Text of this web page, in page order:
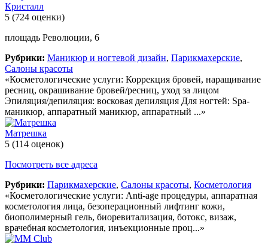
Кристалл
5 (724 оценки)
площадь Революции, 6
Рубрики: Маникюр и ногтевой дизайн, Парикмахерские,
Салоны красоты
«Косметологические услуги: Коррекция бровей, наращивание
ресниц, окрашивание бровей/ресниц, уход за лицом
Эпиляция/депиляция: восковая депиляция Для ногтей: Spa-
маникюр, аппаратный маникюр, аппаратный ...»
Матрешка
5 (114 оценок)
Посмотреть все адреса
Рубрики: Парикмахерские, Салоны красоты, Косметология
«Косметологические услуги: Anti-age процедуры, аппаратная
косметология лица, безоперационный лифтинг кожи,
биополимерный гель, биоревитализация, ботокс, визаж,
врачебная косметология, инъекционные проц...»